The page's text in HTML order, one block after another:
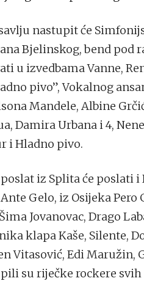
nastupit će
Bjelinskog, bend pod
u izvedbama Vanne,
pivo”, Vokalnog
Mandele, Albine
Damira Urbana i 4,
i Hladno pivo.
iz Splita će poslati i
Gelo, iz Osijeka Pero
Jovanovac, Drago
klapa Kaše, Silente,
Vitasović, Edi Maružin,
su riječke rockere